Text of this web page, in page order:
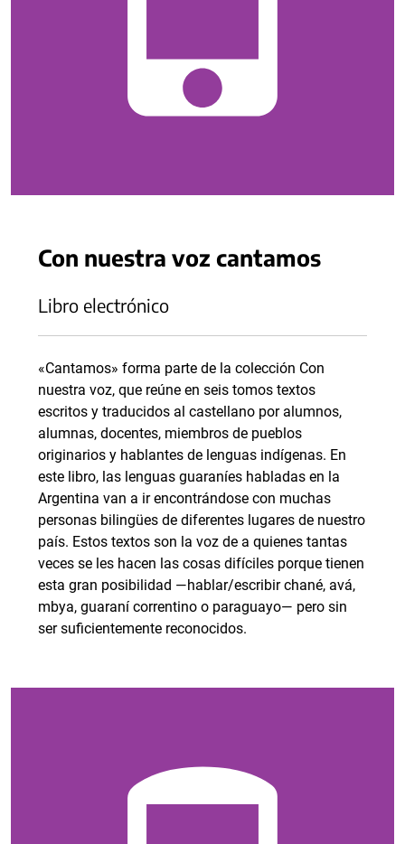
Con nuestra voz cantamos
Libro electrónico
«Cantamos» forma parte de la colección Con
nuestra voz, que reúne en seis tomos textos
escritos y traducidos al castellano por alumnos,
alumnas, docentes, miembros de pueblos
originarios y hablantes de lenguas indígenas. En
este libro, las lenguas guaraníes habladas en la
Argentina van a ir encontrándose con muchas
personas bilingües de diferentes lugares de nuestro
país. Estos textos son la voz de a quienes tantas
veces se les hacen las cosas difíciles porque tienen
esta gran posibilidad —hablar/escribir chané, avá,
mbya, guaraní correntino o paraguayo— pero sin
ser suficientemente reconocidos.